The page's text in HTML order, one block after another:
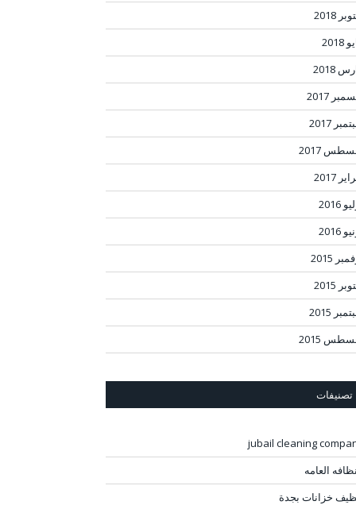
2018
2018
2017
2017
2017
2017
2016
2016
2015
2015
2015
2015
تصنيفات
jubail cleaning
العامه
خزانات بجدة